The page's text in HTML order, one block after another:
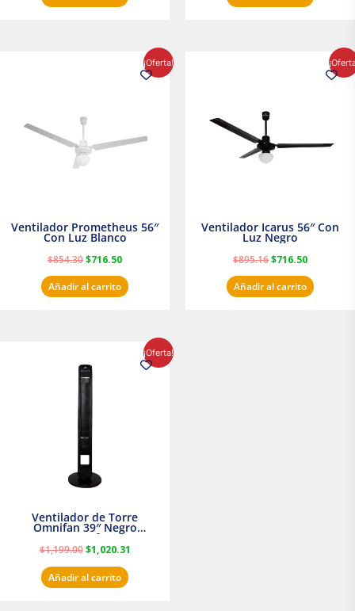
¡Oferta!
Ventilador Prometheus 56″
Con Luz Blanco
$854.30$716.50
precio
actual
Añadir al carrito
Ventilador Icarus 56″ Con
Luz Negro
$895.16$716.50
precio
actual
Añadir al carrito
¡Oferta!
Ventilador de Torre
Omnifan 39″ Negro
Masterfan
$1,199.00
original
era:
$1,020.31
precio
actual
Añadir al carrito